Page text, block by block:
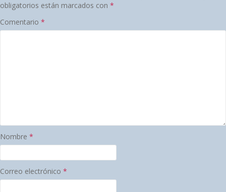
obligatorios están marcados con *
Comentario *
Nombre *
Correo electrónico *